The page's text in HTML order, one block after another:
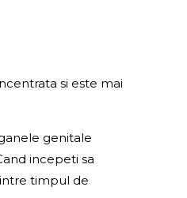
si este mai
genitale
incepeti sa
timpul de